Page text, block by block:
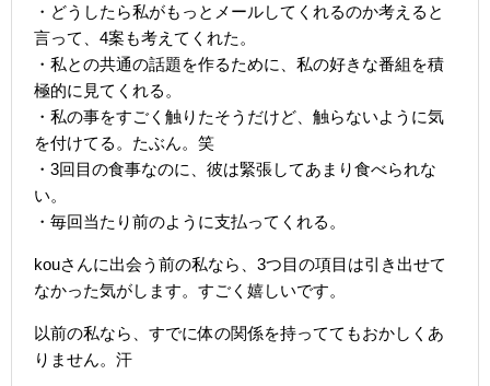
・どうしたら私がもっとメールしてくれるのか考えると
言って、4案も考えてくれた。
・私との共通の話題を作るために、私の好きな番組を積
極的に見てくれる。
・私の事をすごく触りたそうだけど、触らないように気
を付けてる。たぶん。笑
・3回目の食事なのに、彼は緊張してあまり食べられな
い。
・毎回当たり前のように支払ってくれる。
kouさんに出会う前の私なら、3つ目の項目は引き出せて
なかった気がします。すごく嬉しいです。
以前の私なら、すでに体の関係を持っててもおかしくあ
りません。汗